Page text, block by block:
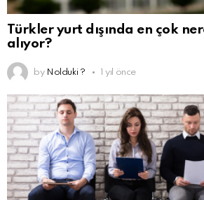
Türkler yurt dışında en çok
alıyor?
by Nolduki ? 1 yıl önce